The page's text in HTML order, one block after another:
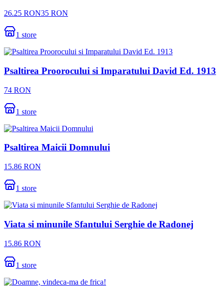
26.25 RON35 RON
1 store
Psaltirea Proorocului si Imparatului David Ed. 1913
74 RON
1 store
Psaltirea Maicii Domnului
15.86 RON
1 store
Viata si minunile Sfantului Serghie de Radonej
15.86 RON
1 store